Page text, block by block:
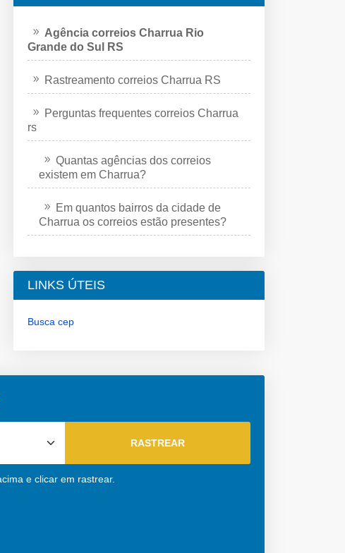
Agência correios Charrua Rio
Grande do Sul RS
Rastreamento correios Charrua RS
Perguntas frequentes correios Charrua
rs
Quantas agências dos correios
existem em Charrua?
Em quantos bairros da cidade de
Charrua os correios estão presentes?
LINKS ÚTEIS
Busca cep
e clicar em rastrear.